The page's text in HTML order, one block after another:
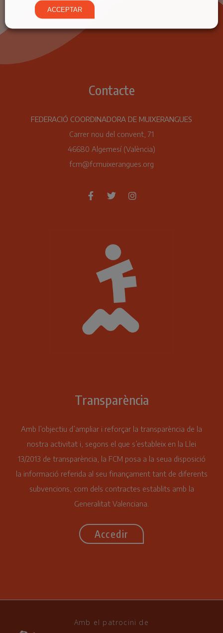
Contacte
FEDERACIÓ COORDINADORA DE MUIXERANGUES
Carrer nou del convent, 71
46680 Algemesí (València)
fcm@fcmuixerangues.org
Transparència
Amb l’objectiu d’ampliar i reforçar la transparència de la
nostra activitat i, segons el que s’estableix en la Llei
13/2013 de transparència, la FCM posa a la seua disposició
la informació referida al seu finançament tant de diferents
subvencions, com dels contractes establits amb la
Generalitat Valenciana.
Accedir
Amb el patrocini de
ACCEPTAR